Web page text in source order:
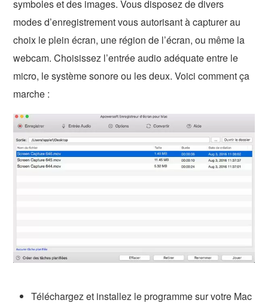
symboles et des images. Vous disposez de divers
modes d’enregistrement vous autorisant à capturer au
choix le plein écran, une région de l’écran, ou même la
webcam. Choisissez l’entrée audio adéquate entre le
micro, le système sonore ou les deux. Voici comment ça
marche :
Téléchargez et installez le programme sur votre Mac